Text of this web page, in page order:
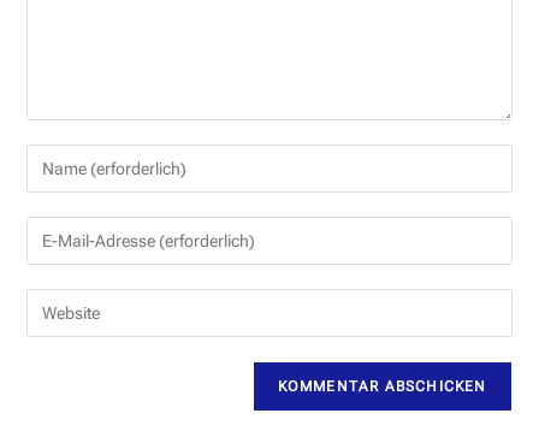
Gib
deinen
Namen
oder
zum
Kommentieren
Gib
deine
E-
Mail-
Gib
deine